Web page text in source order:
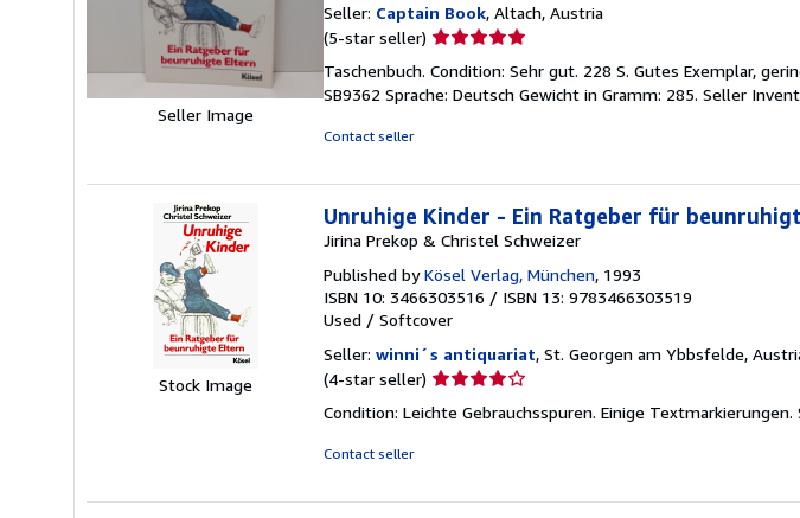
Seller Image
Seller: Captain Book, Altach, Austria
(5-star seller) Seller
5
out
Taschenbuch. Condition: Sehr gut. 228 S. Gutes Exemplar,
SB9362 Sprache: Deutsch Gewicht in Gramm: 285. Seller
Contact seller
Stock Image
Unruhige Kinder - Ein Ratgeber für
Jirina Prekop & Christel Schweizer
Published byKösel Verlag, München, 1993
ISBN 10: 3466303516 / ISBN 13: 9783466303519
Used / Softcover
Seller: winni´s antiquariat, St. Georgen am Ybbsfelde,
(4-star seller) Seller
4
Condition: Leichte Gebrauchsspuren. Einige Textmarkierungen.
Contact seller